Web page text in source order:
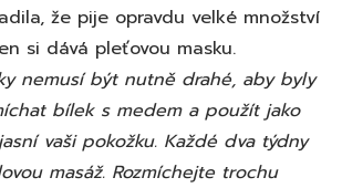
že pije opravdu velké množství
si dává pleťovou masku.
nemusí být nutně drahé, aby byly
bílek s medem a použít jako
vaši pokožku. Každé dva týdny
masáž. Rozmíchejte trochu